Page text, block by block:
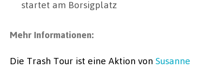
startet am Borsigplatz
Mehr Informationen:
Die Trash Tour ist eine Aktion von Susanne